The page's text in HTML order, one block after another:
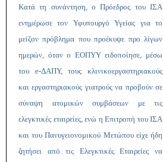
Κατά τη συνάντηση, ο Πρόεδρος του ΙΣΑ
ενημέρωσε τον Υφυπουργό Υγείας για το
μείζον πρόβλημα που προέκυψε προ λίγων
ημερών, όταν ο ΕΟΠΥΥ ειδοποίησε, μέσω
του e-ΔΑΠΥ, τους κλινικοεργαστηριακούς
και εργαστηριακούς γιατρούςνα προβούν σε
σύναψη ατομικών συμβάσεων με τις
ελεγκτικές εταιρείες,ενώ η Επιτροπή του ΙΣΑ
και του Πανυγειονομικού Μετώπου είχε ήδη
ζητήσει από τις Ελεγκτικές Εταιρείες να